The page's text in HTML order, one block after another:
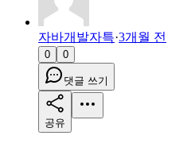
자바개발자특·3개월 전
0 0
댓글 쓰기
공유